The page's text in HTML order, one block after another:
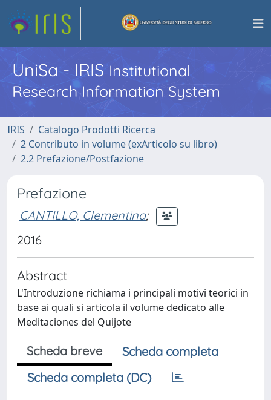
UniSa - IRISInstitutional
Research Information System
IRIS
Catalogo Prodotti Ricerca
2 Contributo in volume (exArticolo su libro)
2.2 Prefazione/Postfazione
Prefazione
CANTILLO, Clementina;
2016
Abstract
L'Introduzione richiama i principali motivi teorici in
base ai quali si articola il volume dedicato alle
Meditaciones del Quijote
Scheda breve
Scheda completa
Scheda completa (DC)